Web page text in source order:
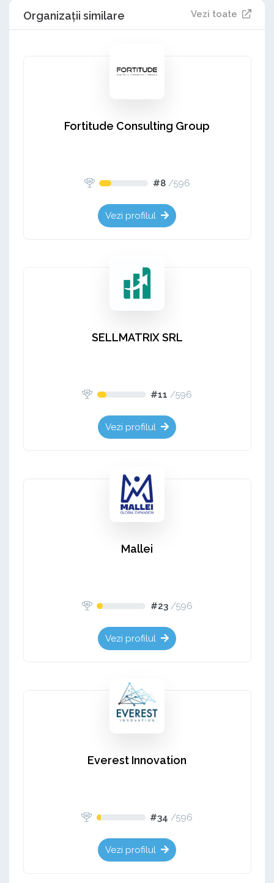
Organizații similare Vezi toate
Fortitude Consulting Group
#8/596
Vezi profilul
SELLMATRIX SRL
#11 /596
Vezi profilul
Mallei
#23/596
Vezi profilul
Everest Innovation
#34 /596
Vezi profilul